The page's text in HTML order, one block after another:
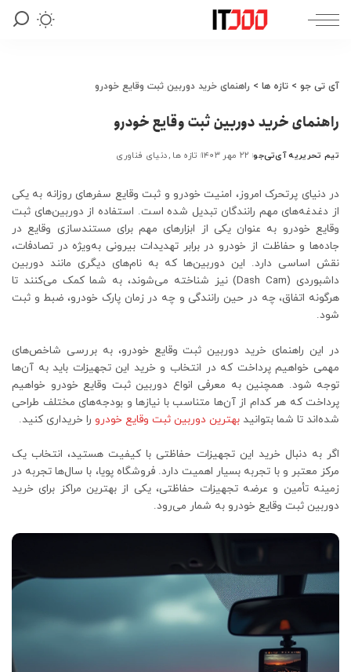
آی تی جو > تازه ها > راهنمای خرید دوربین ثبت وقایع خودرو
راهنمای خرید دوربین ثبت وقایع خودرو
ارسال
توسط
تیم تحریریه آی‌تی‌جو ۲۲ مهر ۱۴۰۳ تازه ها دنیای فناوری
در دنیای پرتحرک امروز، امنیت خودرو و ثبت وقایع سفرهای روزانه به یکی
از دغدغه‌های مهم رانندگان تبدیل شده است. استفاده از دوربین‌های ثبت
وقایع خودرو به عنوان یکی از ابزارهای مهم برای مستندسازی وقایع در
جاده‌ها و حفاظت از خودرو در برابر تهدیدات بیرونی به‌ویژه در تصادفات،
نقش اساسی دارد. این دوربین‌ها که به نام‌های دیگری مانند دوربین
داشبوردی (Dash Cam) نیز شناخته می‌شوند، به شما کمک می‌کنند تا
هرگونه اتفاق، چه در حین رانندگی و چه در زمان پارک خودرو، ضبط و ثبت
شود.
در این راهنمای خرید دوربین ثبت وقایع خودرو، به بررسی شاخص‌های
مهمی خواهیم پرداخت که در انتخاب و خرید این تجهیزات باید به آن‌ها
توجه شود. همچنین به معرفی انواع دوربین ثبت وقایع خودرو خواهیم
پرداخت که هر کدام از آن‌ها متناسب با نیازها و بودجه‌های مختلف طراحی
شده‌اند تا شما بتوانید بهترین دوربین ثبت وقایع خودرو را خریداری کنید.
اگر به دنبال خرید این تجهیزات حفاظتی با کیفیت هستید، انتخاب یک
مرکز معتبر و با تجربه بسیار اهمیت دارد. فروشگاه پویا، با سال‌ها تجربه در
زمینه تأمین و عرضه تجهیزات حفاظتی، یکی از بهترین مراکز برای خرید
دوربین ثبت وقایع خودرو به شمار می‌رود.